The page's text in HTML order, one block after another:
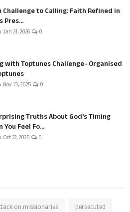
Challenge to Calling: Faith Refined in
Pres...
Jan 21, 2026 0
with Toptunes Challenge- Organised
Nov 13, 2025 0
Truths About God's Timing
You Feel Fo...
Oct 22, 2025 0
on missionaries persecuted